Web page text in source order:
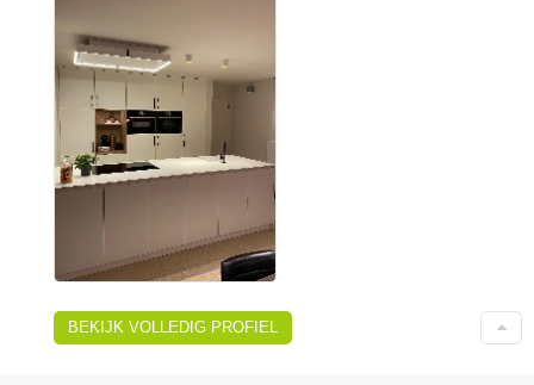
BEKIJK VOLLEDIG PROFIEL